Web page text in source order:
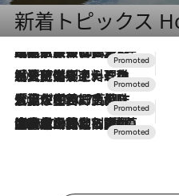
新着トピックス
2026.7.31
【ホテル帰省】という選択肢をOMOが提案。家族とほどよい距離を保つには「昼は実家、夜は気兼ねなくホテルで！」
2026.7.24
【夏限定ディナーコース】旬を迎える稚鮎や花ズッキーニなどをイタリア・トスカーナの郷土料理の手法で満喫！
2026.7.17
「土佐和ハーブかき氷」がOMO7高知に登場！生姜、山椒、大葉など目にも舌にも涼を呼ぶ郷土の味
2026.7.10
NEW OPEN！【界 草津】名湯の地に誕生。趣の異なる2種の温泉と上州ならではの会席・蕎麦割烹など美食を味わう究極の癒やし旅